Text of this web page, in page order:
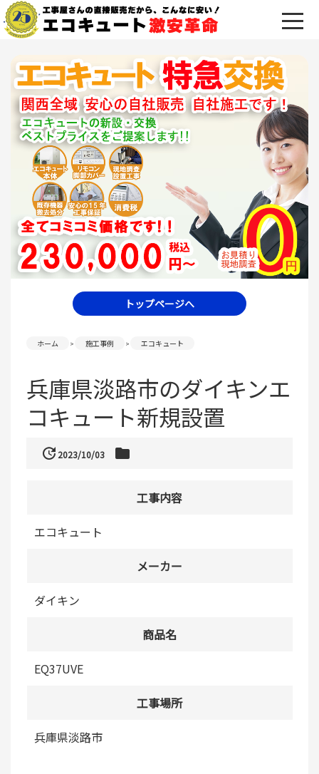
トップページへ
ホーム 施工事例 エコキュート
兵庫県淡路市のダイキンエ
コキュート新規設置
update2023/10/03 folder
工事内容
エコキュート
メーカー
ダイキン
商品名
EQ37UVE
工事場所
兵庫県淡路市